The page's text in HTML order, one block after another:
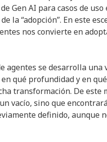
Gen AI para casos de uso
la “adopción”. En este
nos convierte en
agentes se desarrolla una
qué profundidad y en
transformación. De este
vacío, sino que
definido, aunque